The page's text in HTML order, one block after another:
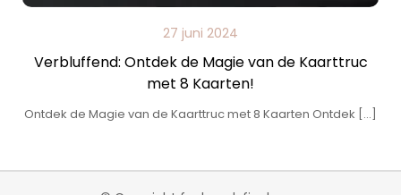
27 juni 2024
Verbluffend: Ontdek de Magie van de Kaarttruc
met 8 Kaarten!
Ontdek de Magie van de Kaarttruc met 8 Kaarten Ontdek […]